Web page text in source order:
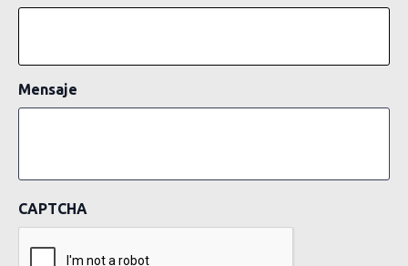
Mensaje
CAPTCHA